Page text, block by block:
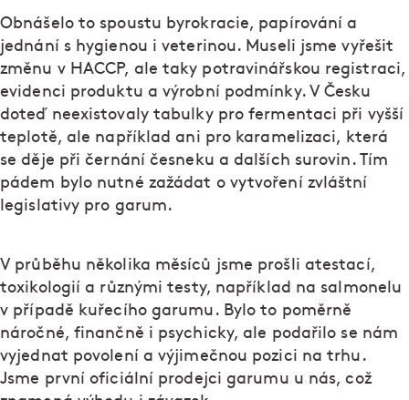
Obnášelo to spoustu byrokracie, papírování a
jednání s hygienou i veterinou. Museli jsme vyřešit
změnu v HACCP, ale taky potravinářskou registraci,
evidenci produktu a výrobní podmínky. V Česku
doteď neexistovaly tabulky pro fermentaci při vyšší
teplotě, ale například ani pro karamelizaci, která
se děje při černání česneku a dalších surovin. Tím
pádem bylo nutné zažádat o vytvoření zvláštní
legislativy pro garum.
V průběhu několika měsíců jsme prošli atestací,
toxikologií a různými testy, například na salmonelu
v případě kuřecího garumu. Bylo to poměrně
náročné, finančně i psychicky, ale podařilo se nám
vyjednat povolení a výjimečnou pozici na trhu.
Jsme první oficiální prodejci garumu u nás, což